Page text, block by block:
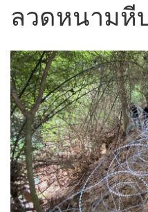
ลวดหนามหี